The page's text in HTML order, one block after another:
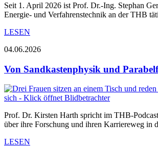
Seit 1. April 2026 ist Prof. Dr.-Ing. Stephan
Energie- und Verfahrenstechnik an der THB
LESEN
04.06.2026
Von Sandkastenphysik und
Prof. Dr. Kirsten Harth spricht im THB-
über ihre Forschung und ihren Karriereweg in
LESEN